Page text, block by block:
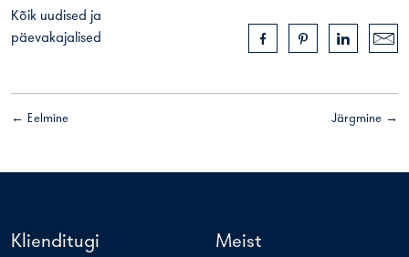
Kõik uudised ja
päevakajalised
Järgmine →
← Eelmine
Klienditugi Meist